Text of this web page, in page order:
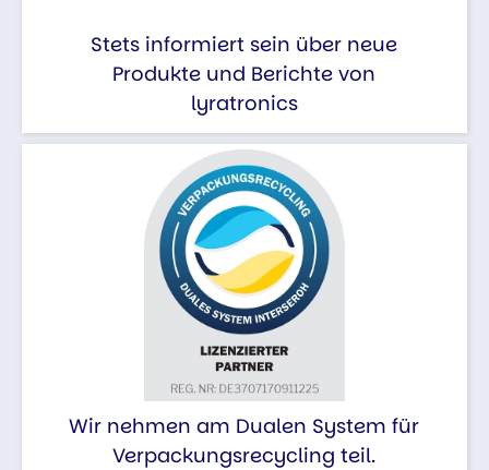
Stets informiert sein über neue
Produkte und Berichte von
lyratronics
Wir nehmen am Dualen System für
Verpackungsrecycling teil.